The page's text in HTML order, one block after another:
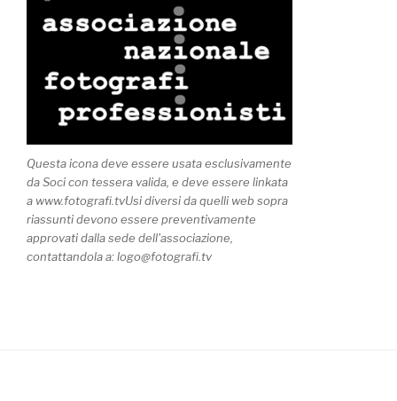
Questa icona deve essere usata esclusivamente
da Soci con tessera valida, e deve essere linkata
a www.fotografi.tvUsi diversi da quelli web sopra
riassunti devono essere preventivamente
approvati dalla sede dell'associazione,
contattandola a: logo@fotografi.tv